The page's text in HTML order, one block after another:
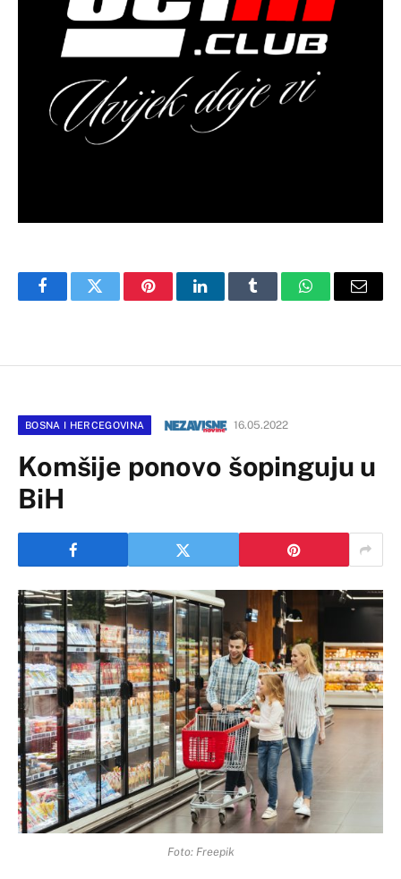
FacebookTwitter PinterestLinkedInTumblr WhatsAppEmail
BOSNA I HERCEGOVINA 16.05.2022
Komšije ponovo šopinguju u
BiH
Foto: Freepik